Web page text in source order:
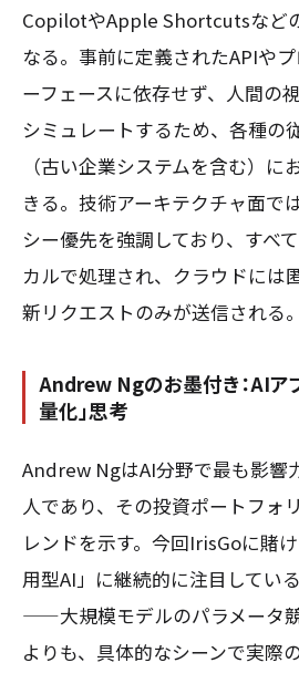
CopilotやApple Shortcutsなど
なる。事前に定義されたAPIや
ーフェースに依存せず、人間の
シミュレートするため、各種の
（古い企業システムを含む）に
きる。技術アーキテクチャ面で
シー優先を強調しており、すべ
カルで処理され、クラウドには
新リクエストのみが送信される。
Andrew Ngのお墨付き：AIア
量化」思考
Andrew NgはAI分野で最も影響
人であり、その投資ポートフォ
レンドを示す。今回IrisGoに賭
用型AI」に継続的に注目してい
——大規模モデルのパラメータ
よりも、具体的なシーンで実際